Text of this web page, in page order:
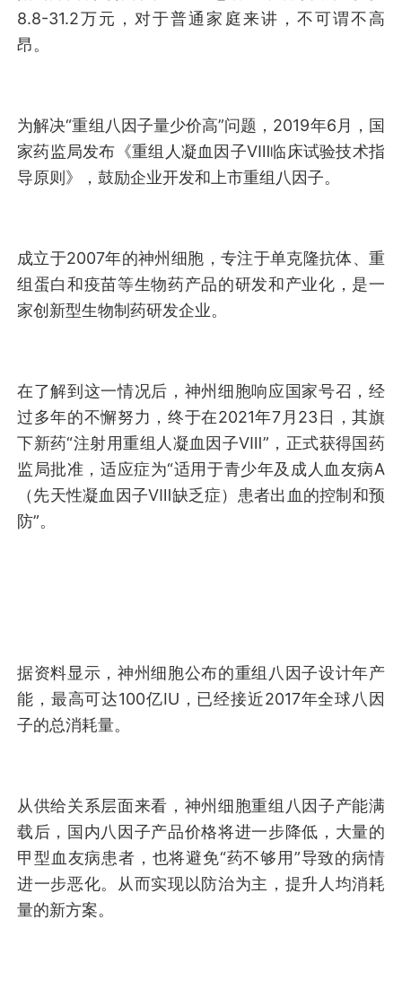
8.8-31.2万元，对于普通家庭来讲，不可谓不高
昂。
为解决“重组八因子量少价高”问题，2019年6月，国
家药监局发布《重组人凝血因子Ⅷ临床试验技术指
导原则》，鼓励企业开发和上市重组八因子。
成立于2007年的神州细胞，专注于单克隆抗体、重
组蛋白和疫苗等生物药产品的研发和产业化，是一
家创新型生物制药研发企业。
在了解到这一情况后，神州细胞响应国家号召，经
过多年的不懈努力，终于在2021年7月23日，其旗
下新药“注射用重组人凝血因子Ⅷ”，正式获得国药
监局批准，适应症为“适用于青少年及成人血友病A
（先天性凝血因子Ⅷ缺乏症）患者出血的控制和预
防”。
据资料显示，神州细胞公布的重组八因子设计年产
能，最高可达100亿IU，已经接近2017年全球八因
子的总消耗量。
从供给关系层面来看，神州细胞重组八因子产能满
载后，国内八因子产品价格将进一步降低，大量的
甲型血友病患者，也将避免“药不够用”导致的病情
进一步恶化。从而实现以防治为主，提升人均消耗
量的新方案。